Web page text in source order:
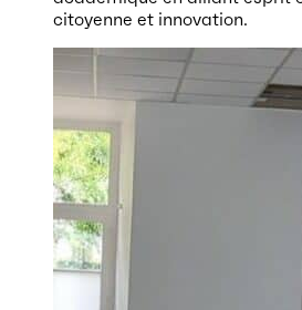
citoyenne et innovation.